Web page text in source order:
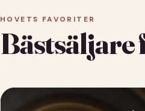
HOVETS FAVORITER
Bästsäljare